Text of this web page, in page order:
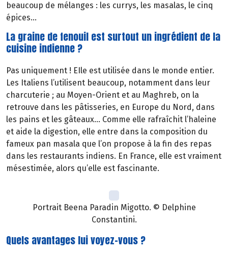
beaucoup de mélanges : les currys, les masalas, le cinq
épices…
La graine de fenouil est surtout un ingrédient de la
cuisine indienne ?
Pas uniquement ! EIle est utilisée dans le monde entier.
Les Italiens l’utilisent beaucoup, notamment dans leur
charcuterie ; au Moyen-Orient et au Maghreb, on la
retrouve dans les pâtisseries, en Europe du Nord, dans
les pains et les gâteaux… Comme elle rafraîchit l’haleine
et aide la digestion, elle entre dans la composition du
fameux pan masala que l’on propose à la fin des repas
dans les restaurants indiens. En France, elle est vraiment
mésestimée, alors qu’elle est fascinante.
Portrait Beena Paradin Migotto. © Delphine
Constantini.
Quels avantages lui voyez-vous ?